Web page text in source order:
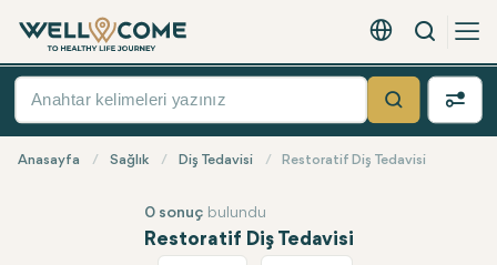
Türkçe - EUR
Arama
Hızlı
Ara
Anasayfa Sağlık Diş Tedavisi Restoratif Diş Tedavisi
Restoratif Diş Tedavisi
0 sonuçbulundu